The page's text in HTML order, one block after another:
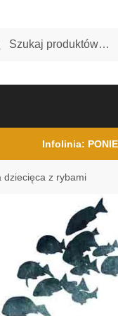
Infolinia:
dziecięca z rybami